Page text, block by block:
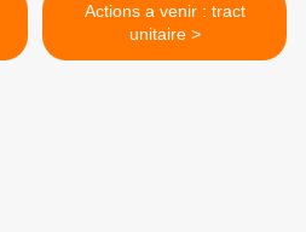
Actions a venir : tract
unitaire >